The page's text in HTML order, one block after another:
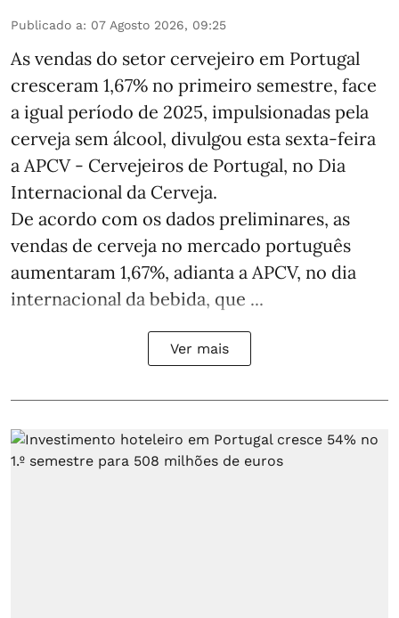
Publicado a: 07 Agosto 2026, 09:25
As vendas do setor cervejeiro em Portugal
cresceram 1,67% no primeiro semestre, face
a igual período de 2025, impulsionadas pela
cerveja sem álcool, divulgou esta sexta-feira
a APCV - Cervejeiros de Portugal, no Dia
Internacional da Cerveja.
De acordo com os dados preliminares, as
vendas de cerveja no mercado português
aumentaram 1,67%, adianta a APCV, no dia
internacional da bebida, que ...
Ver mais